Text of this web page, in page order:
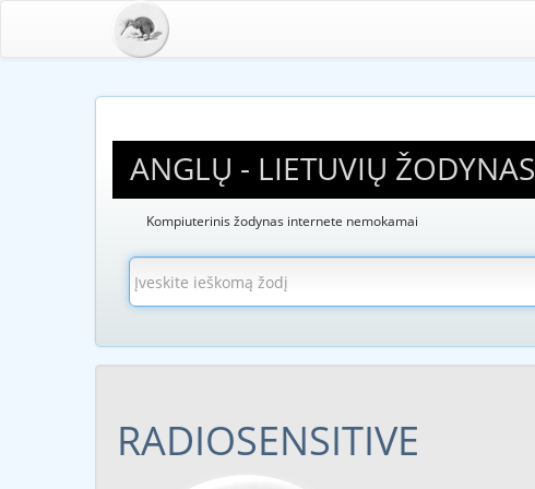
ANGLŲ - LIETUVIŲ ŽODYNAS
Kompiuterinis žodynas internete nemokamai
RADIOSENSITIVE